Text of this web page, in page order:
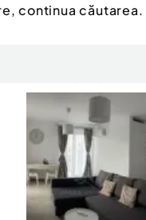
continua căutarea.